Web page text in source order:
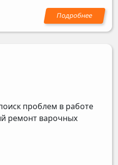
проблем в работе
ремонт варочных